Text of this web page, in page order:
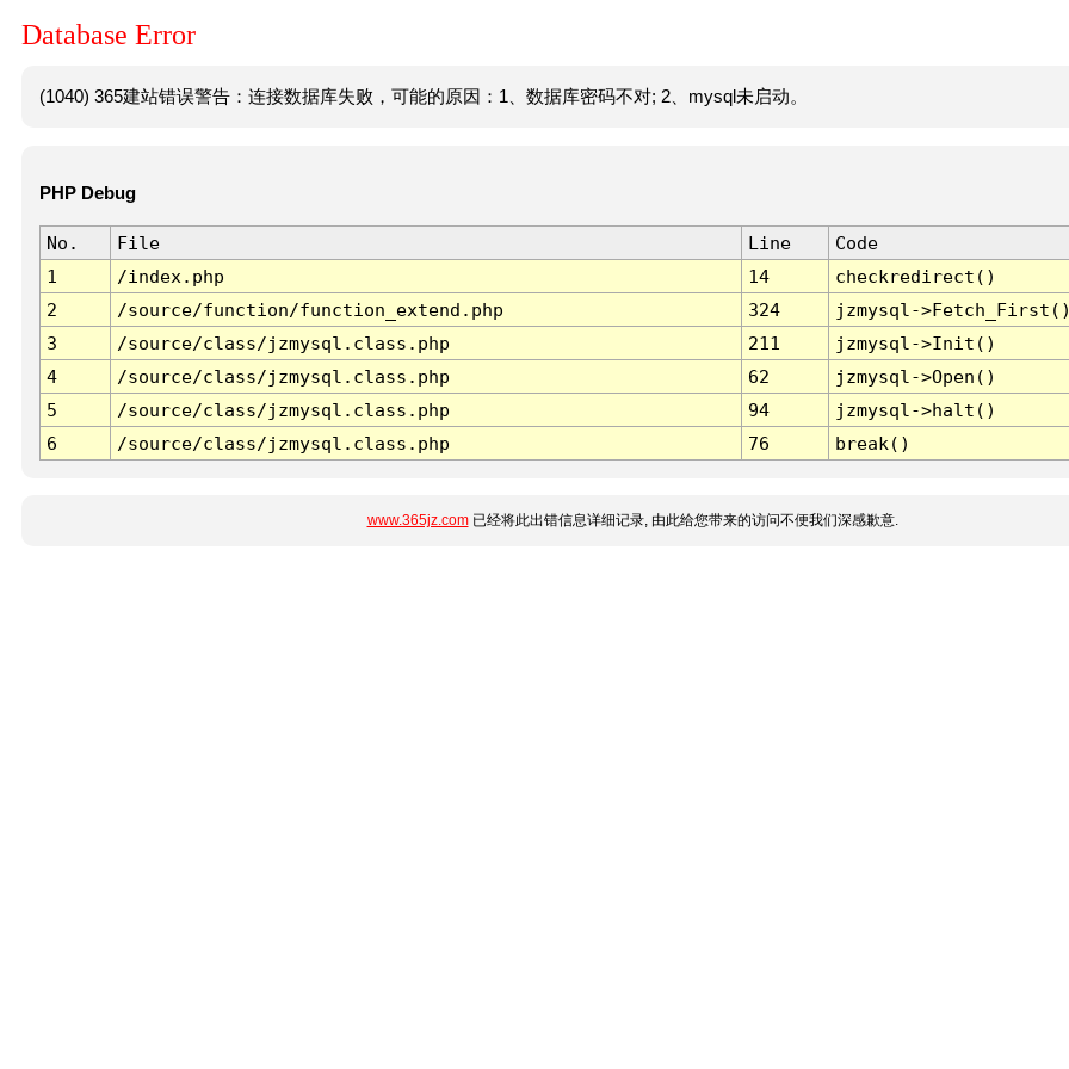
Database Error
(1040) 365建站错误警告：连接数据库失败，可能的原因：1、数据库密码不对; 2、mysql未启动。
PHP Debug
No. File Line
Code
1
/index.php 14
checkredirect()
2
/source/function/function_extend.php 324
jzmysql-
3
/source/class/jzmysql.class.php 211
jzmysql->Init()
4
/source/class/jzmysql.class.php 62
jzmysql->Open()
5
/source/class/jzmysql.class.php 94
jzmysql->halt()
6
/source/class/jzmysql.class.php 76 break()
www.365jz.com已经将此出错信息详细记录, 由此给您带来的访问不便我们深感歉意.